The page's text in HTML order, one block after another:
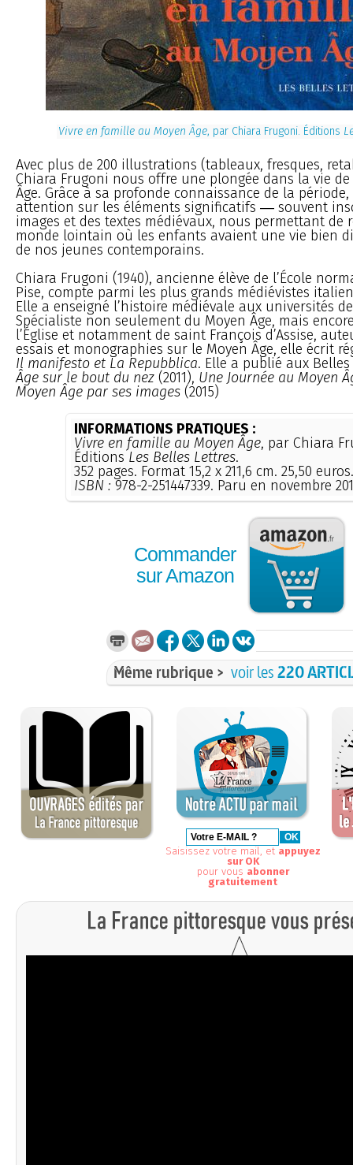
Vivre en famille au Moyen Âge, par Chiara Frugoni. Éditions
Avec plus de 200 illustrations (tableaux, fresques,
Chiara Frugoni nous offre une plongée dans la vie
Âge. Grâce à sa profonde connaissance de la
attention sur les éléments significatifs ― souvent
images et des textes médiévaux, nous permettant de
monde lointain où les enfants avaient une vie bien
de nos jeunes contemporains.
Chiara Frugoni (1940), ancienne élève de l’École
Pise, compte parmi les plus grands médiévistes
Elle a enseigné l’histoire médiévale aux universités
Spécialiste non seulement du Moyen Âge, mais
l’Église et notamment de saint François d’Assise,
essais et monographies sur le Moyen Âge, elle écrit
Il manifesto et La Repubblica. Elle a publié aux
Âge sur le bout du nez (2011), Une Journée au Moyen
Moyen Âge par ses images (2015)
INFORMATIONS PRATIQUES :
Vivre en famille au Moyen Âge, par Chiara
Éditions Les Belles Lettres.
352 pages. Format 15,2 x 211,6 cm. 25,50 euros.
ISBN : 978-2-251447339. Paru en novembre
Commander
sur Amazon
Même rubrique > voir les220
Saisissez votre mail, et appuyez
sur OK
pour vous abonner
gratuitement